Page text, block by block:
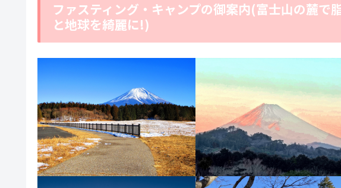
ファスティング・キャンプの御案内(富士山の麓で
と地球を綺麗に!)